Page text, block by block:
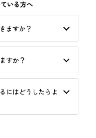
いる方へ
ますか？
すか？
にはどうしたらよ